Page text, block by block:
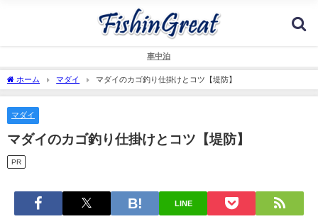
車中泊
ホーム マダイ マダイのカゴ釣り仕掛けとコツ【堤防】
マダイ
マダイのカゴ釣り仕掛けとコツ【堤防】
PR
LINE